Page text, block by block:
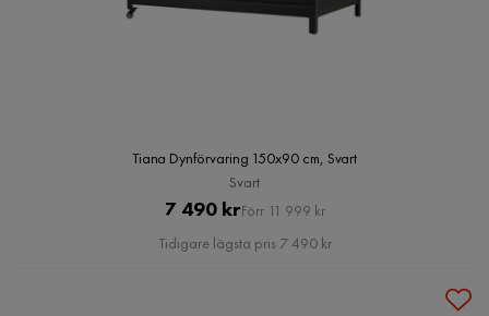
Tiana Dynförvaring 150x90 cm, Svart
Svart
Pris
7 490 krOriginal
Pris
Förr 11 999 kr
Tidigare lägsta pris 7 490 kr